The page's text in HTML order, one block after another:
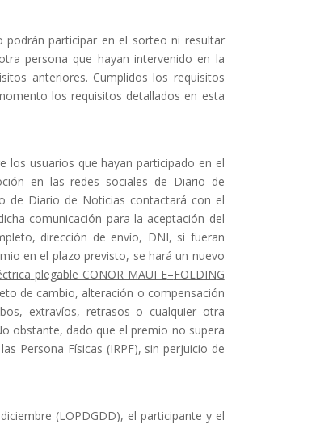
podrán participar en el sorteo ni resultar
persona que hayan intervenido en la
anteriores. Cumplidos los requisitos
los requisitos detallados en esta
los usuarios que hayan participado en el
en las redes sociales de Diario de
de Diario de Noticias contactará con el
comunicación para la aceptación del
dirección de envío, DNI, si fueran
en el plazo previsto, se hará un nuevo
plegable CONOR MAUI E–FOLDING
de cambio, alteración o compensación
extravíos, retrasos o cualquier otra
obstante, dado que el premio no supera
Persona Físicas (IRPF), sin perjuicio de
(LOPDGDD), el participante y el